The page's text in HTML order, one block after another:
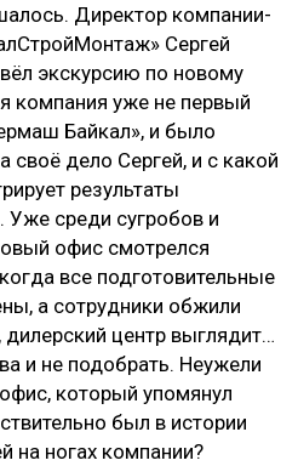
Директор компании-
Сергей
экскурсию по новому
компания уже не первый
Байкал», и было
своё дело Сергей, и с какой
результаты
Уже среди сугробов и
офис смотрелся
все подготовительные
а сотрудники обжили
центр выглядит…
и не подобрать. Неужели
который упомянул
был в истории
на ногах компании?